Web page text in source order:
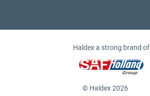
Haldex a strong brand of
© Haldex 2026